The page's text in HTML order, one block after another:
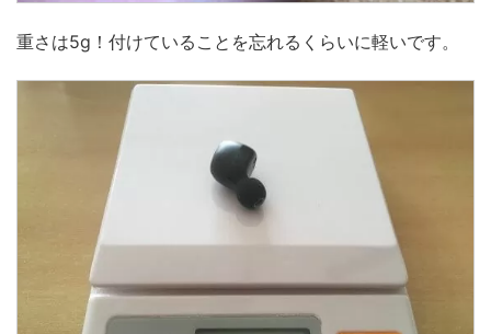
重さは5g！付けていることを忘れるくらいに軽いです。